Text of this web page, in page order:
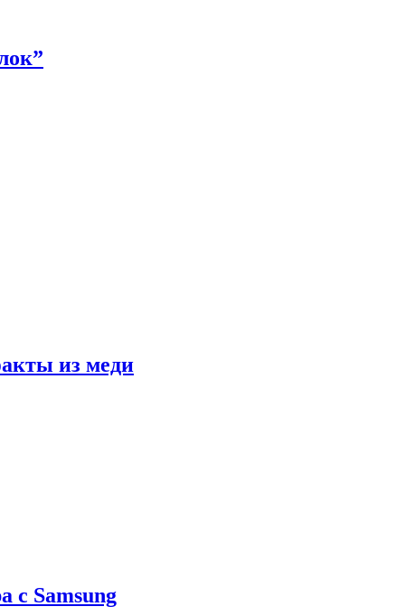
из меди
с Samsung